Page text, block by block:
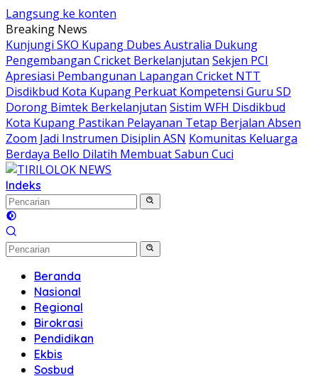
Langsung ke konten
Breaking News
Kunjungi SKO Kupang Dubes Australia Dukung
Pengembangan Cricket Berkelanjutan Sekjen PCI
Apresiasi Pembangunan Lapangan Cricket NTT
Disdikbud Kota Kupang Perkuat Kompetensi Guru SD
Dorong Bimtek Berkelanjutan Sistim WFH Disdikbud
Kota Kupang Pastikan Pelayanan Tetap Berjalan Absen
Zoom Jadi Instrumen Disiplin ASN Komunitas Keluarga
Berdaya Bello Dilatih Membuat Sabun Cuci
Indeks
Beranda
Nasional
Regional
Birokrasi
Pendidikan
Ekbis
Sosbud